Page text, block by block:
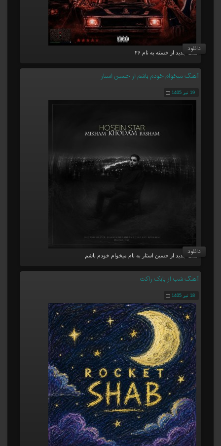
آهنگ جدید از خسته به نام ۲۶
دانلود
آهنگ میخوام خودم باشم از حسین استار
19 تیر 1405
آهنگ جدید از حسین استار به نام میخوام خودم باشم
دانلود
آهنگ شب از بابک راکت
18 تیر 1405